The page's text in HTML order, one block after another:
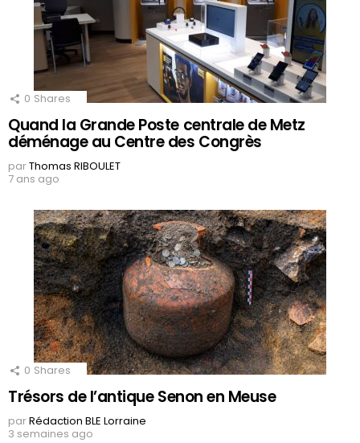
0 Shares
Quand la Grande Poste centrale de Metz
déménage au Centre des Congrès
parThomas RIBOULET
7 ans ago
0 Shares
Trésors de l’antique Senon en Meuse
parRédaction BLE Lorraine
3 semaines ago